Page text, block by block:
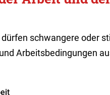
schwangere oder
Arbeitsbedingungen